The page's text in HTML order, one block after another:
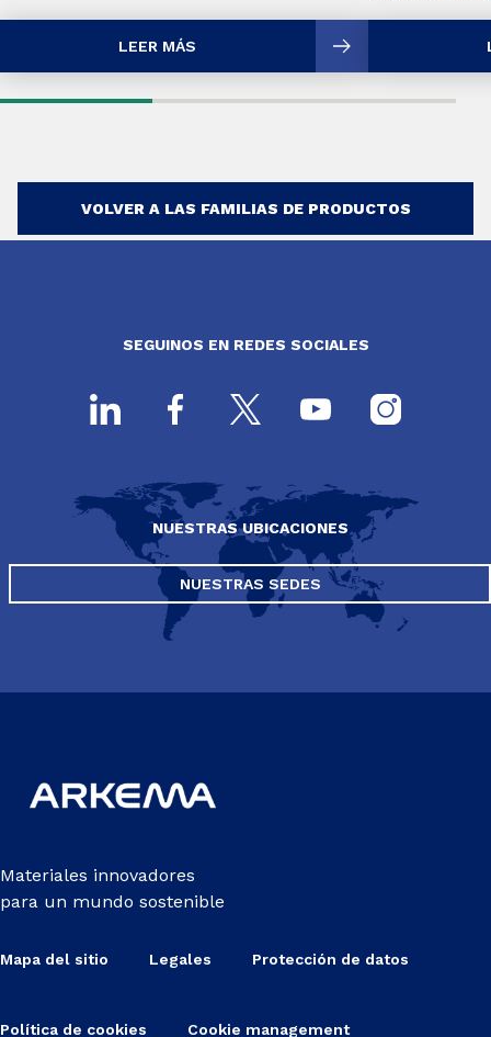
LEER MÁS
VOLVER A LAS FAMILIAS DE PRODUCTOS
SEGUINOS EN REDES SOCIALES
NUESTRAS UBICACIONES
NUESTRAS SEDES
Materiales innovadores
para un mundo sostenible
Mapa del sitio Legales Protección de datos
Política de cookies Cookie management